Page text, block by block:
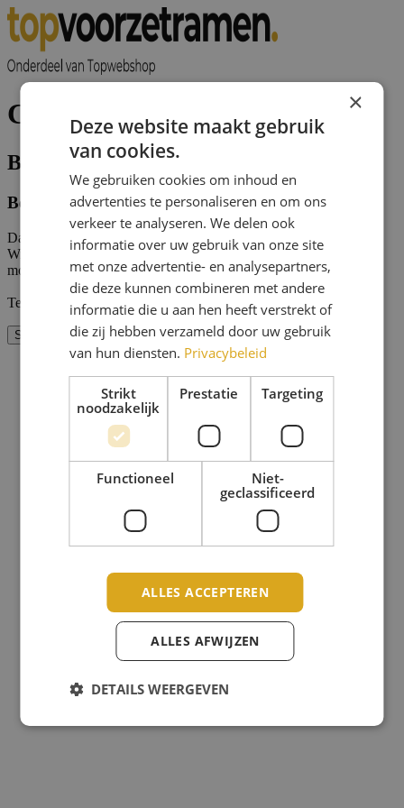
Checkout
Bestelling overzicht
Betaling is gelukt
Dankjewel voor je bestelling, daar zijn wij blij mee!
Wij gaan nu direct voor je aan de slag en informeren je zo snel
mogelijk over de te verwachte leverdatum.
Team Topwebshop
Start de betaling opnieuw
×
Deze website maakt gebruik
van cookies.
We gebruiken cookies om inhoud en
advertenties te personaliseren en om ons
verkeer te analyseren. We delen ook
informatie over uw gebruik van onze site
met onze advertentie- en analysepartners,
die deze kunnen combineren met andere
informatie die u aan hen heeft verstrekt of
die zij hebben verzameld door uw gebruik
van hun diensten. Privacybeleid
Strikt
noodzakelijk
Prestatie Targeting
Functioneel
Niet-
geclassificeerd
ALLES ACCEPTEREN
ALLES AFWIJZEN
DETAILS WEERGEVEN